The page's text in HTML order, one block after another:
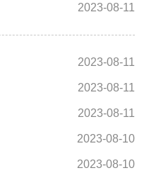
2023-08-11
2023-08-11
2023-08-11
2023-08-11
2023-08-10
2023-08-10